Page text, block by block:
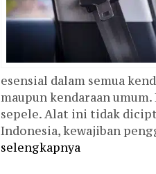
esensial dalam semua
maupun kendaraan
sepele. Alat ini tidak
Indonesia, kewajiban
selengkapnya